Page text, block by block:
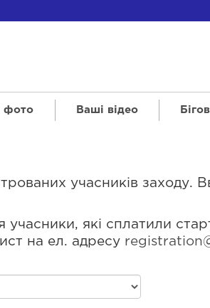
фото Ваші відео
учасників заходу.
учасники, які сплатили
на ел. адресу